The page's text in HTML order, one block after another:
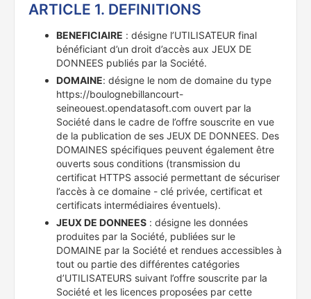
ARTICLE 1. DEFINITIONS
BENEFICIAIRE : désigne l’UTILISATEUR final
bénéficiant d’un droit d’accès aux JEUX DE
DONNEES publiés par la Société.
DOMAINE: désigne le nom de domaine du type
https://boulognebillancourt-
seineouest.opendatasoft.com ouvert par la
Société dans le cadre de l’offre souscrite en vue
de la publication de ses JEUX DE DONNEES. Des
DOMAINES spécifiques peuvent également être
ouverts sous conditions (transmission du
certificat HTTPS associé permettant de sécuriser
l’accès à ce domaine - clé privée, certificat et
certificats intermédiaires éventuels).
JEUX DE DONNEES : désigne les données
produites par la Société, publiées sur le
DOMAINE par la Société et rendues accessibles à
tout ou partie des différentes catégories
d’UTILISATEURS suivant l’offre souscrite par la
Société et les licences proposées par cette